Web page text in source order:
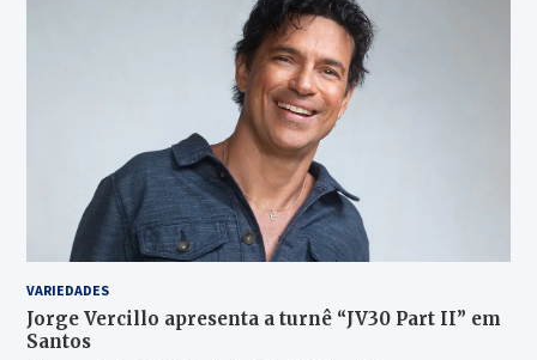
VARIEDADES
Jorge Vercillo apresenta a turnê “JV30 Part II” em
Santos